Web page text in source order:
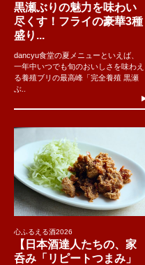
黒瀬ぶりの魅力を味わい
尽くす！フライの豪華3種
盛り...
dancyu食堂の夏メニューといえば、
一年中いつでも旬のおいしさを味わえ
る養殖ブリの最高峰「完全養殖 黒瀬
ぶ..
心ふるえる酒2026
【日本酒達人たちの、家
呑み「リピートつまみ」